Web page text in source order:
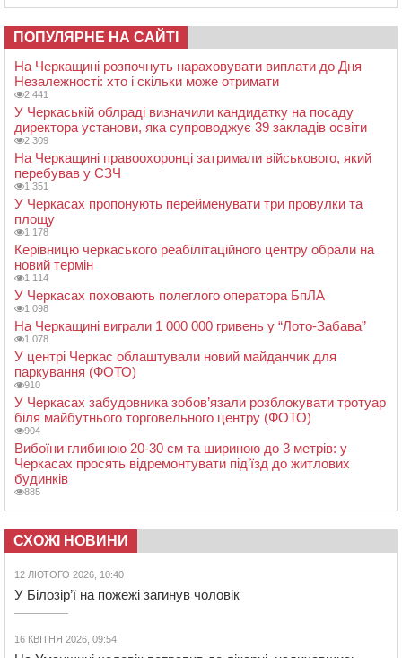
ПОПУЛЯРНЕ НА САЙТІ
На Черкащині розпочнуть нараховувати виплати до Дня
Незалежності: хто і скільки може отримати
2 441
У Черкаській облраді визначили кандидатку на посаду
директора установи, яка супроводжує 39 закладів освіти
2 309
На Черкащині правоохоронці затримали військового, який
перебував у СЗЧ
1 351
У Черкасах пропонують перейменувати три провулки та
площу
1 178
Керівницю черкаського реабілітаційного центру обрали на
новий термін
1 114
У Черкасах поховають полеглого оператора БпЛА
1 098
На Черкащині виграли 1 000 000 гривень у “Лото-Забава”
1 078
У центрі Черкас облаштували новий майданчик для
паркування (ФОТО)
910
У Черкасах забудовника зобов’язали розблокувати тротуар
біля майбутнього торговельного центру (ФОТО)
904
Вибоїни глибиною 20-30 см та шириною до 3 метрів: у
Черкасах просять відремонтувати під’їзд до житлових
будинків
885
СХОЖІ НОВИНИ
12 ЛЮТОГО 2026, 10:40
У Білозір’ї на пожежі загинув чоловік
16 КВІТНЯ 2026, 09:54